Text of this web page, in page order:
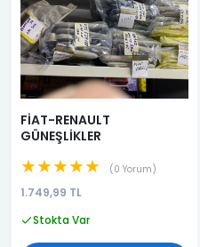
FİAT-RENAULT
GÜNEŞLİKLER
★★★★★ 0 Yorum
1.749,99 TL
Stokta Var